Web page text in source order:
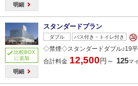
明細
比較BOX
に追加
明細
スタンダードプラン
ダブル バス付き・トイレ付き
◇禁煙◇スタンダードダブル♪19
合計料金 12,500円～ 125マ